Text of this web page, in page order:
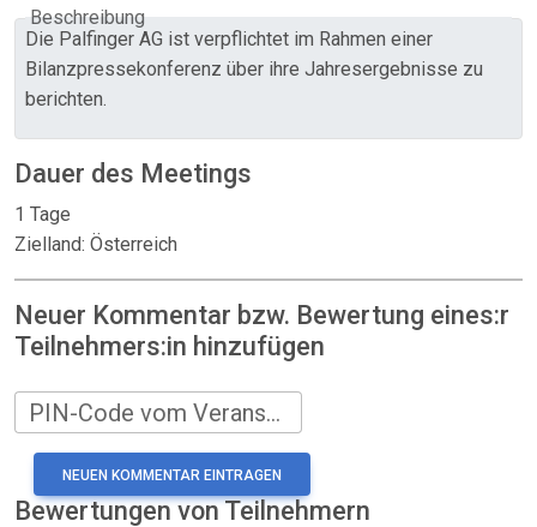
Beschreibung
Die Palfinger AG ist verpflichtet im Rahmen einer
Bilanzpressekonferenz über ihre Jahresergebnisse zu
berichten.
Dauer des Meetings
1 Tage
Zielland: Österreich
Neuer Kommentar bzw. Bewertung eines:r
Teilnehmers:in hinzufügen
PIN-Code vom Veranstalter
Bewertungen von Teilnehmern